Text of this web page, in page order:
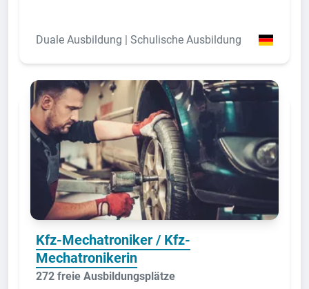
Duale Ausbildung | Schulische Ausbildung
Kfz-Mechatroniker / Kfz-
Mechatronikerin
272 freie Ausbildungsplätze